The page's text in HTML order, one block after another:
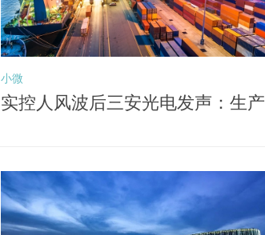
小微
实控人风波后三安光电发声：生产